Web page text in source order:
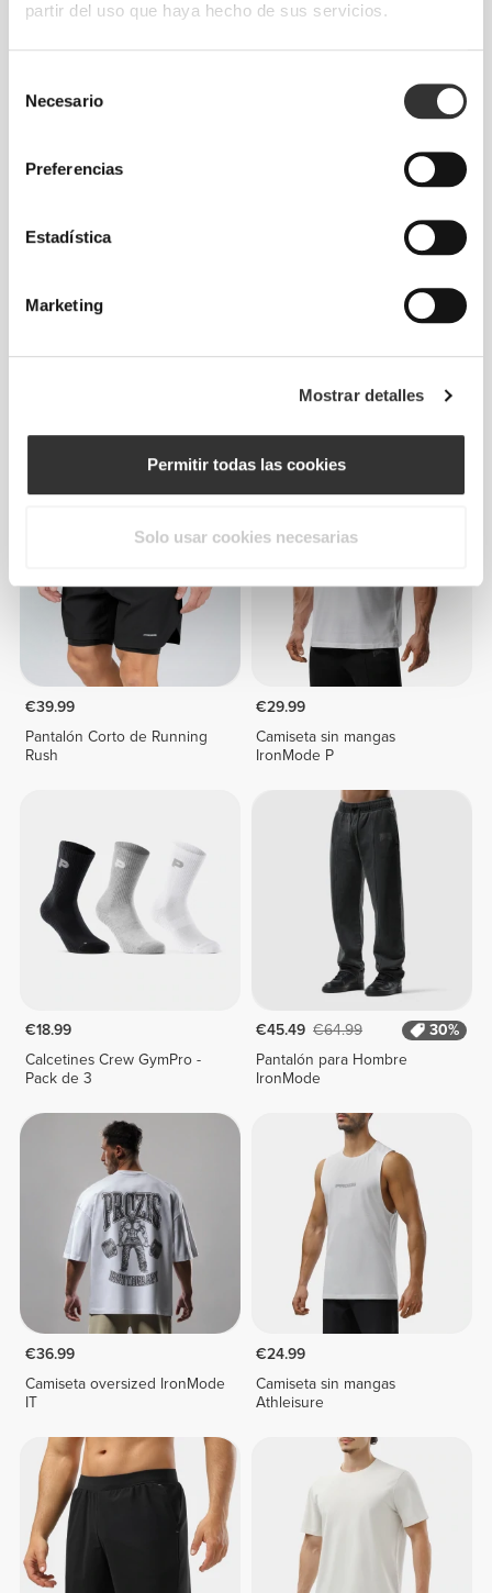
partir del uso que haya hecho de sus servicios.
Necesario
Preferencias
Estadística
Marketing
Mostrar detalles
Permitir todas las cookies
Solo usar cookies necesarias
Athleisure P
Calcetines Comptech 2.0
IronMode P
Rush
€39.99
Pantalón Corto de Running
Rush
€29.99
Camiseta sin mangas
IronMode P
€18.99
Calcetines Crew GymPro -
Pack de 3
€45.49 €64.99
30%
Pantalón para Hombre
IronMode
€36.99
Camiseta oversized IronMode
IT
€24.99
Camiseta sin mangas
Athleisure